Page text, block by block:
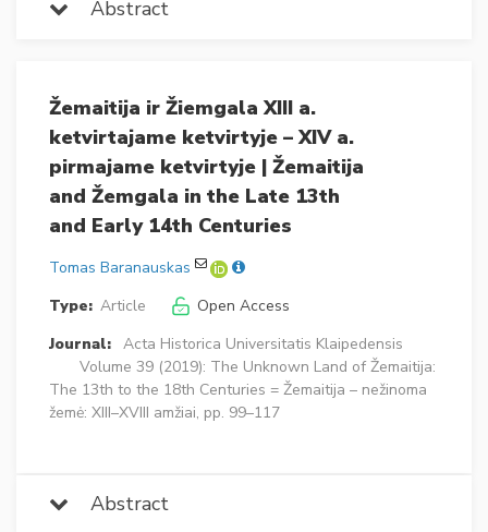
Abstract
Žemaitija ir Žiemgala XIII a.
ketvirtajame ketvirtyje – XIV a.
pirmajame ketvirtyje | Žemaitija
and Žemgala in the Late 13th
and Early 14th Centuries
Tomas Baranauskas
Type: Article
Open Access
Journal: Acta Historica Universitatis Klaipedensis
Volume 39 (2019): The Unknown Land of Žemaitija:
The 13th to the 18th Centuries = Žemaitija – nežinoma
žemė: XIII–XVIII amžiai, pp. 99–117
Abstract